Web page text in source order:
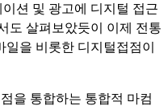
션 및 광고에 디지털 접근
도 살펴보았듯이 이제 전통
을 비롯한 디지털접점이
을 통합하는 통합적 마컴